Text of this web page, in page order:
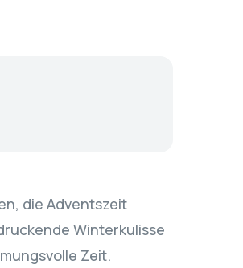
die Adventszeit
Winterkulisse
Zeit.